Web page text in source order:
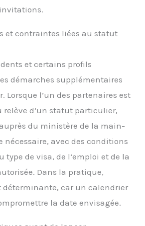
et contraintes liées au statut
et certains profils
démarches supplémentaires
Lorsque l’un des partenaires est
d’un statut particulier,
du ministère de la main-
nécessaire, avec des conditions
type de visa, de l’emploi et de la
Dans la pratique,
déterminante, car un calendrier
la date envisagée.